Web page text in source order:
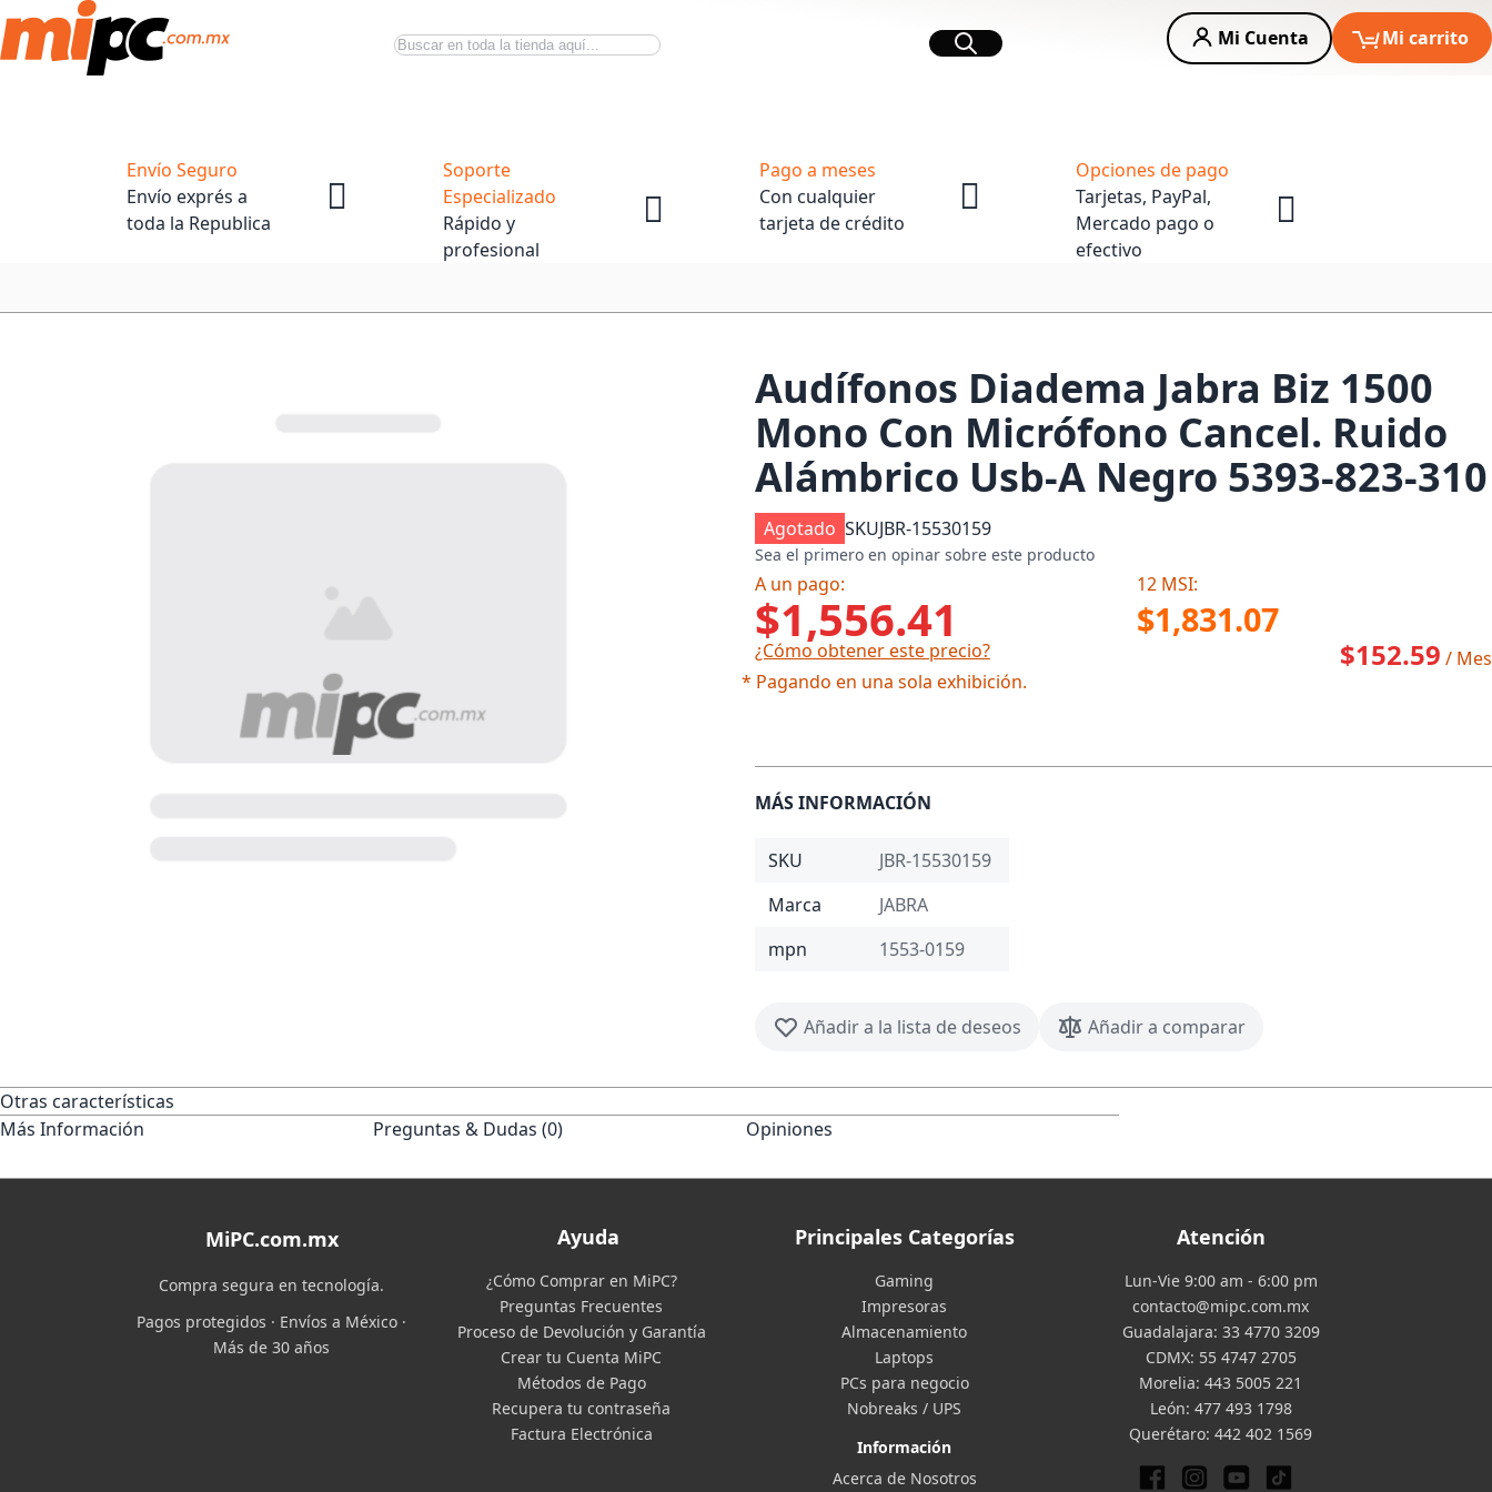
Buscar Buscar
Mi Cuenta Mi carrito
Envío Seguro
Envío exprés a
toda la Republica
Soporte
Especializado
Rápido y
profesional
Pago a meses
Con cualquier
tarjeta de crédito
Opciones de pago
Tarjetas, PayPal,
Mercado pago o
efectivo
Audífonos Diadema Jabra Biz 1500
Mono Con Micrófono Cancel. Ruido
Alámbrico Usb-A Negro 5393-823-310
Agotado SKUJBR-15530159
Sea el primero en opinar sobre este producto
A un pago: 12 MSI:
$1,556.41 $1,831.07
¿Cómo obtener este precio?
* Pagando en una sola exhibición.
$152.59 / Mes
MÁS INFORMACIÓN
SKU
JBR-15530159
Marca
JABRA
mpn
1553-0159
Añadir a la lista de deseos Añadir a comparar
Otras características
Más Información
Preguntas & Dudas (0) Opiniones
MiPC.com.mx
Compra segura en tecnología.
Pagos protegidos · Envíos a México ·
Más de 30 años
Ayuda
¿Cómo Comprar en MiPC?
Preguntas Frecuentes
Proceso de Devolución y Garantía
Crear tu Cuenta MiPC
Métodos de Pago
Recupera tu contraseña
Factura Electrónica
Principales Categorías
Gaming
Impresoras
Almacenamiento
Laptops
PCs para negocio
Nobreaks / UPS
Información
Acerca de Nosotros
Atención
Lun-Vie 9:00 am - 6:00 pm
contacto@mipc.com.mx
Guadalajara: 33 4770 3209
CDMX: 55 4747 2705
Morelia: 443 5005 221
León: 477 493 1798
Querétaro: 442 402 1569